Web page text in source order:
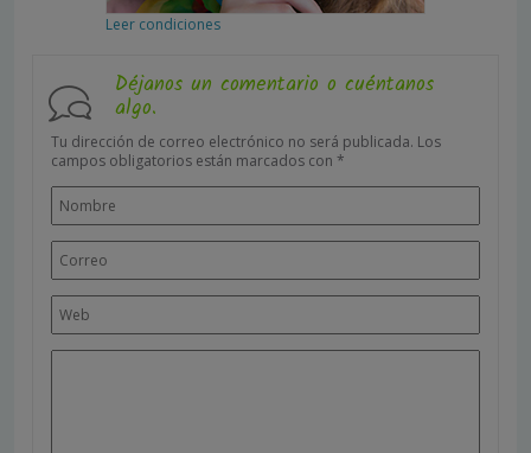
Leer condiciones
Déjanos un comentario o cuéntanos
algo.
Tu dirección de correo electrónico no será publicada. Los
campos obligatorios están marcados con *